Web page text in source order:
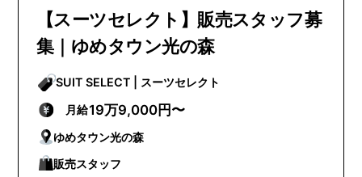
【スーツセレクト】販売スタッフ募
集｜ゆめタウン光の森
SUIT SELECT | スーツセレクト
月給19万9,000円〜
ゆめタウン光の森
販売スタッフ